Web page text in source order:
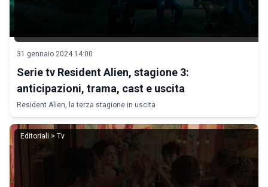
31 gennaio 2024 14:00
Serie tv Resident Alien, stagione 3:
anticipazioni, trama, cast e uscita
Resident Alien, la terza stagione in uscita
Editoriali > Tv